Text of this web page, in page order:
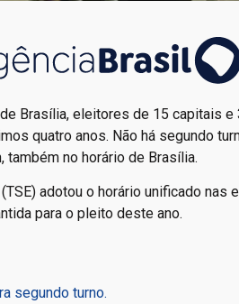
Brasília, eleitores de 15 capitais
quatro anos. Não há segundo
no horário de Brasília.
adotou o horário unificado
para o pleito deste ano.
segundo turno.